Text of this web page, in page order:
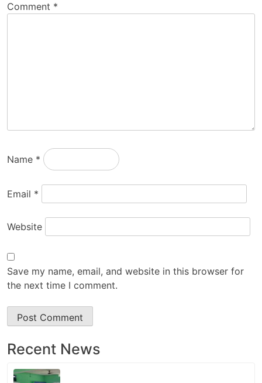
Comment *
Name *
Email *
Website
Save my name, email, and website in this browser for
the next time I comment.
Recent News